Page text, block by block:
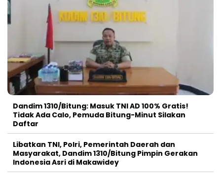
Dandim 1310/Bitung: Masuk TNI AD 100% Gratis!
Tidak Ada Calo, Pemuda Bitung-Minut Silakan
Daftar
Libatkan TNI, Polri, Pemerintah Daerah dan
Masyarakat, Dandim 1310/Bitung Pimpin Gerakan
Indonesia Asri di Makawidey